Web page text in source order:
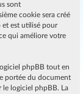
sont
cookie sera créé
et est utilisé pour
qui améliore votre
phpBB tout en
portée du document
le logiciel phpBB. La